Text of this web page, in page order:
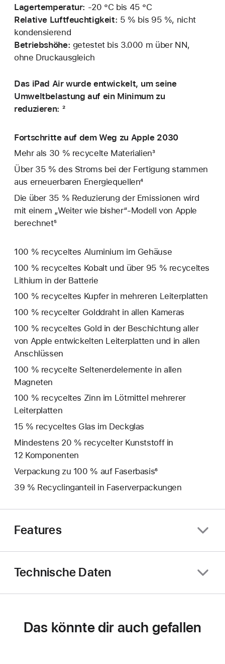
Lagertemperatur: ‑20 °C bis 45 °C
Relative Luftfeuchtigkeit: 5 % bis 95 %, nicht
kondensierend
Betriebshöhe: getestet bis 3.000 m über NN,
ohne Druckausgleich
Das iPad Air wurde entwickelt, um seine
Umweltbelastung auf ein Minimum zu
reduzieren: ²
Fortschritte auf dem Weg zu Apple 2030
Mehr als 30 % recycelte Materialien³
Über 35 % des Stroms bei der Fertigung stammen
aus erneuerbaren Energiequellen⁴
Die über 35 % Reduzierung der Emissionen wird
mit einem „Weiter wie bisher“-Modell von Apple
berechnet⁵
100 % recyceltes Aluminium im Gehäuse
100 % recyceltes Kobalt und über 95 % recyceltes
Lithium in der Batterie
100 % recyceltes Kupfer in mehreren Leiterplatten
100 % recycelter Golddraht in allen Kameras
100 % recyceltes Gold in der Beschichtung aller
von Apple entwickelten Leiterplatten und in allen
Anschlüssen
100 % recycelte Seltenerd­elemente in allen
Magneten
100 % recyceltes Zinn im Lötmittel mehrerer
Leiterplatten
15 % recyceltes Glas im Deckglas
Mindestens 20 % recycelter Kunststoff in
12 Komponenten
Verpackung zu 100 % auf Faserbasis⁶
39 % Recyclinganteil in Faserverpackungen
Features
Technische Daten
Das könnte dir auch gefallen